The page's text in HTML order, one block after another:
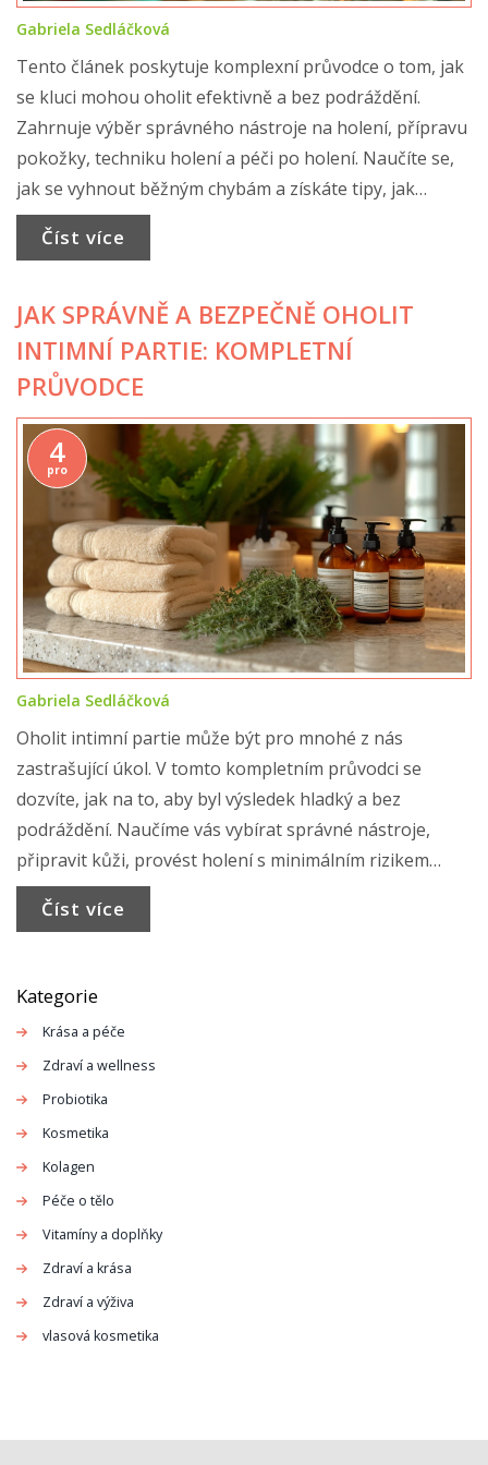
Gabriela Sedláčková
Tento článek poskytuje komplexní průvodce o tom, jak
se kluci mohou oholit efektivně a bez podráždění.
Zahrnuje výběr správného nástroje na holení, přípravu
pokožky, techniku holení a péči po holení. Naučíte se,
jak se vyhnout běžným chybám a získáte tipy, jak
udržet vaši pokožku v nejlepší kondici. Zabývá se také
mýty o holení a poskytuje návod na časté problémy, s
Číst více
JAK SPRÁVNĚ A BEZPEČNĚ OHOLIT
INTIMNÍ PARTIE: KOMPLETNÍ
PRŮVODCE
4
pro
Gabriela Sedláčková
Oholit intimní partie může být pro mnohé z nás
zastrašující úkol. V tomto kompletním průvodci se
dozvíte, jak na to, aby byl výsledek hladký a bez
podráždění. Naučíme vás vybírat správné nástroje,
připravit kůži, provést holení s minimálním rizikem
zranění a dodržovat správnou péči po holení. Tento
článek je věnován těm, kteří hledají efektivní a
dlouhotrvajícího hladkého efektu.
Číst více
Kategorie
Krása a péče
Zdraví a wellness
Probiotika
Kosmetika
Kolagen
Péče o tělo
Vitamíny a doplňky
Zdraví a krása
Zdraví a výživa
vlasová kosmetika